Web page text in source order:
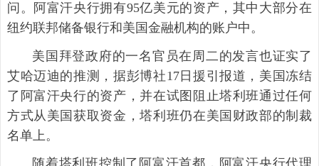
问。阿富汗央行拥有95亿美元的资产，其中大部分在
纽约联邦储备银行和美国金融机构的账户中。
美国拜登政府的一名官员在周二的发言也证实了
艾哈迈迪的推测，据彭博社17日援引报道，美国冻结
了阿富汗央行的资产，并在试图阻止塔利班通过任何
方式从美国获取资金，塔利班仍在美国财政部的制裁
名单上。
随着塔利班控制了阿富汗首都，阿富汗央行代理